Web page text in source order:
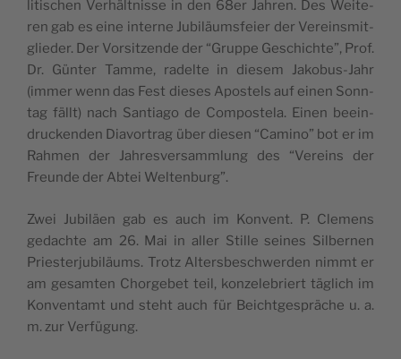
li­tis­chen Verhält­nis­se in den 68er Jah­ren. Des Wei­te­
ren gab es eine inter­ne Jubi­läums­feier der Vereins­mit­
glie­der. Der Vor­sitzen­de der “Grup­pe Ges­chich­te”, Prof.
Dr. Gün­ter Tam­me, radel­te in die­sem Jako­bus-Jahr
(immer wenn das Fest die­ses Apos­tels auf einen Sonn­
tag fällt) nach San­tia­go de Com­pos­te­la. Einen beein­
druc­ken­den Dia­vor­trag über die­sen “Camino” bot er im
Rah­men der Jah­res­ver­samm­lung des “Vereins der
Freun­de der Abtei Weltenburg”.
Zwei Jubi­läen gab es auch im Kon­vent. P. Cle­mens
gedach­te am 26. Mai in aller Sti­lle sei­nes Sil­ber­nen
Pries­ter­ju­bi­läums. Trotz Alters­besch­wer­den nimmt er
am gesam­ten Chor­ge­bet teil, kon­ze­le­briert täglich im
Kon­ven­tamt und steht auch für Beicht­ges­prä­che u. a.
m. zur Verfügung.